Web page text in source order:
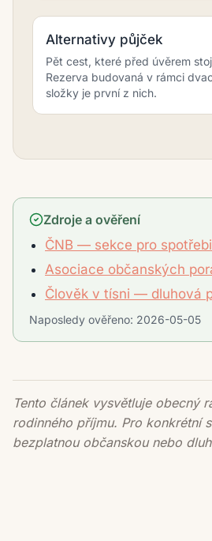
Alternativy půjček
Pět cest, které před úvěrem
Rezerva budovaná v rámci
složky je první z nich.
Zdroje a ověření
ČNB — sekce pro
Asociace občanských
Člověk v tísni — dluhová
Naposledy ověřeno: 2026-05-05
Tento článek vysvětluje obecný
rodinného příjmu. Pro konkrétní
bezplatnou občanskou nebo